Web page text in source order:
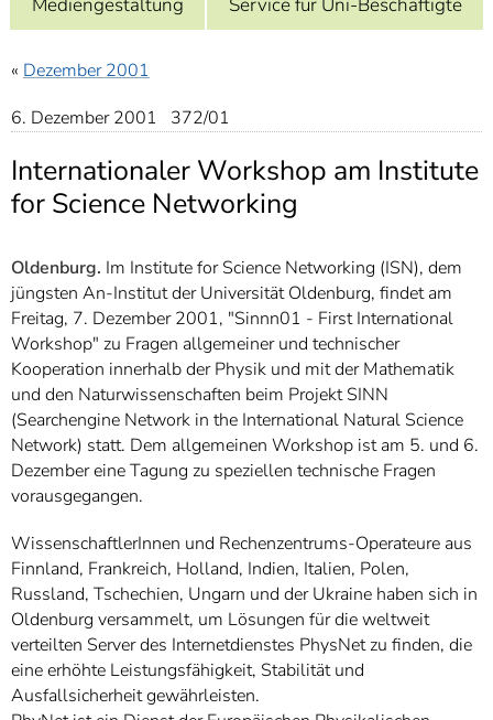
7]
Informationen zur
« Dezember 2001
6. Dezember 2001 372/01
Internationaler Workshop am Institute
for Science Networking
Oldenburg. Im Institute for Science Networking (ISN), dem
jüngsten An-Institut der Universität Oldenburg, findet am
Freitag, 7. Dezember 2001, "Sinnn01 - First International
Workshop" zu Fragen allgemeiner und technischer
Kooperation innerhalb der Physik und mit der Mathematik
und den Naturwissenschaften beim Projekt SINN
(Searchengine Network in the International Natural Science
Network) statt. Dem allgemeinen Workshop ist am 5. und 6.
Dezember eine Tagung zu speziellen technische Fragen
vorausgegangen.
WissenschaftlerInnen und Rechenzentrums-Operateure aus
Finnland, Frankreich, Holland, Indien, Italien, Polen,
Russland, Tschechien, Ungarn und der Ukraine haben sich in
Oldenburg versammelt, um Lösungen für die weltweit
verteilten Server des Internetdienstes PhysNet zu finden, die
eine erhöhte Leistungsfähigkeit, Stabilität und
Ausfallsicherheit gewährleisten.